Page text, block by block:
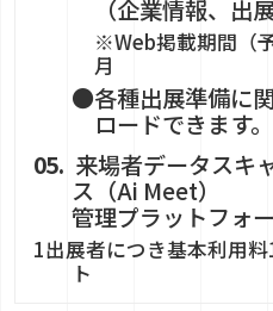
（企業情報、出
※Web掲載期間（
月
●各種出展準備に
ロードできます。
来場者データスキ
ス（Ai Meet）
管理プラットフォ
1出展者につき基本利用
ト